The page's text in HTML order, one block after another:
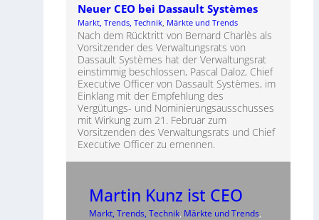
Neuer CEO bei Dassault Systèmes
Markt, Trends, Technik Märkte und Trends
Nach dem Rücktritt von Bernard Charlès als
Vorsitzender des Verwaltungsrats von
Dassault Systèmes hat der Verwaltungsrat
einstimmig beschlossen, Pascal Daloz, Chief
Executive Officer von Dassault Systèmes, im
Einklang mit der Empfehlung des
Vergütungs- und Nominierungsausschusses
mit Wirkung zum 21. Februar zum
Vorsitzenden des Verwaltungsrats und Chief
Executive Officer zu ernennen.
Martin Kunz ist CEO
Markt, Trends, Technik, Märkte und Trends